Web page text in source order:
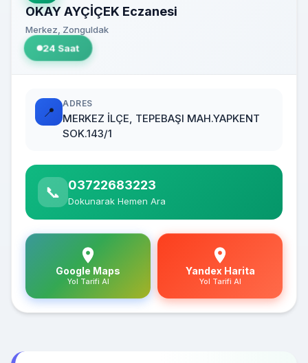
OKAY AYÇİÇEK Eczanesi
Merkez, Zonguldak
24 Saat
📍
ADRES
MERKEZ İLÇE, TEPEBAŞI MAH.YAPKENT
SOK.143/1
📞 03722683223
Dokunarak Hemen Ara
Google Maps
Yol Tarifi Al
Yandex Harita
Yol Tarifi Al